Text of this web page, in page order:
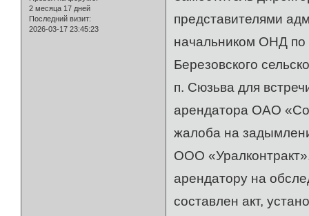
2 месяца 17 дней
Последний визит:
2026-03-17 23:45:23
представителями
начальником ОНД
Березовского
п. Сюзьва для
арендатора ОАО
жалоба на
ООО
арендатору на
составлен акт,